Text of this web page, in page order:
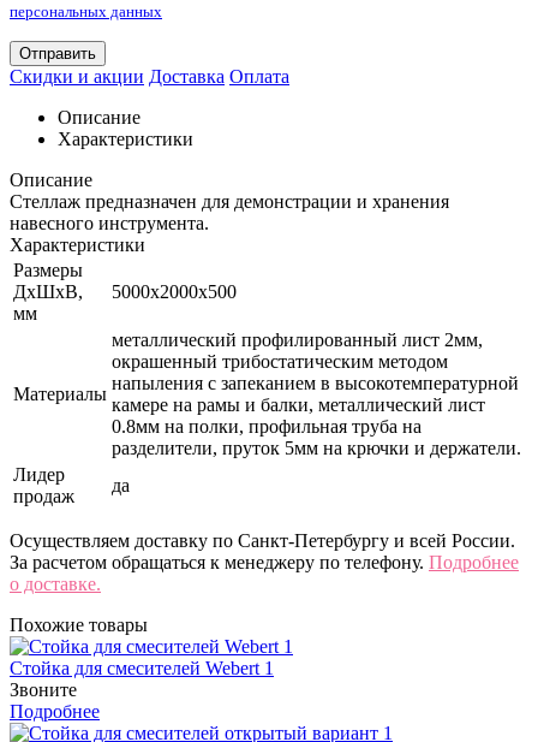
персональных данных
Отправить
Скидки и акции Доставка Оплата
Описание
Характеристики
Описание
Стеллаж предназначен для демонстрации и хранения
навесного инструмента.
Характеристики
Размеры
ДхШхВ,
мм
5000х2000х500
Материалы
металлический профилированный лист 2мм,
окрашенный трибостатическим методом
напыления с запеканием в высокотемпературной
камере на рамы и балки, металлический лист
0.8мм на полки, профильная труба на
разделители, пруток 5мм на крючки и держатели.
Лидер
продаж
да
Осуществляем доставку по Санкт-Петербургу и всей России.
За расчетом обращаться к менеджеру по телефону. Подробнее
о доставке.
Похожие товары
Стойка для смесителей Webert 1
Звоните
Подробнее